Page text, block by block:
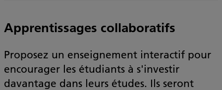
Apprentissages collaboratifs
Proposez un enseignement interactif pour
encourager les étudiants à s'investir
davantage dans leurs études. Ils seront